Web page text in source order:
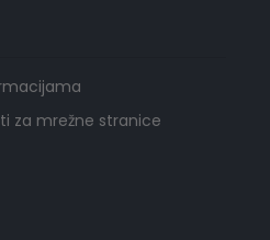
za mrežne stranice